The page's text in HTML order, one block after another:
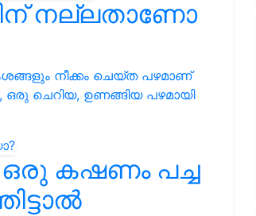
നല്ലതാണോ
നീക്കം ചെയ്ത പഴമാണ്
ചെറിയ, ഉണങ്ങിയ പഴമായി
കഷണം പച്ച